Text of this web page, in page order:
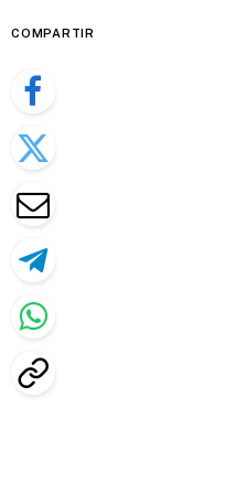
COMPARTIR